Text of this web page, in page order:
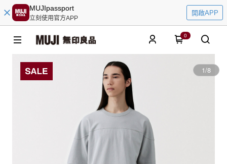
MUJIpassport
立刻使用官方APP
開啟APP
0
1/8